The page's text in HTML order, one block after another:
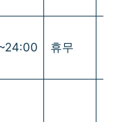
휴무